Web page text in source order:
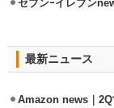
最新ニュース